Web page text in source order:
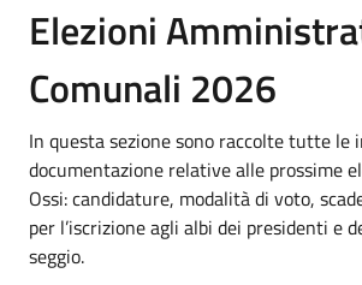
Elezioni
Comunali 2026
In questa sezione sono raccolte tutte le
documentazione relative alle prossime
Ossi: candidature, modalità di voto,
per l’iscrizione agli albi dei presidenti e
seggio.